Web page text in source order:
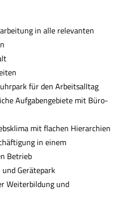
in alle relevanten
für den Arbeitsalltag
Aufgabengebiete mit Büro-
mit flachen Hierarchien
in einem
Betrieb
Gerätepark
Weiterbildung und